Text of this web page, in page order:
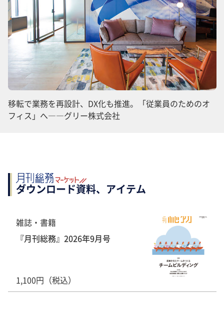
移転で業務を再設計、DX化も推進。「従業員のためのオ
フィス」へ――グリー株式会社
ダウンロード資料、アイテム
雑誌・書籍
『月刊総務』2026年9月号
1,100円（税込）